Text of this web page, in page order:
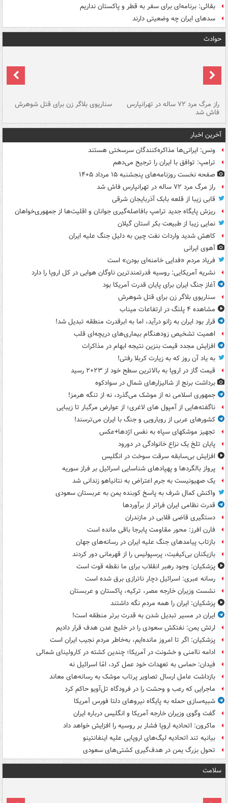
بقائی: برنامه‌ای برای سفر به قطر و پاکستان نداریم
سدهای ایران چه وضعیتی دارند
حوادث
راز مرگ مرد ۷۲ ساله در تهرانپارس
فاش شد
سناریوی بلاگر زن برای قتل شوهرش
آخرین اخبار
ونس: ایرانی‌ها مذاکره‌کنندگان سرسختی هستند
ترامپ: توافق با ایران را ترجیح می‌دهم
صفحه نخست روزنامه‌های پنجشنبه ۱۵ مرداد ۱۴۰۵
راز مرگ مرد ۷۲ ساله در تهرانپارس فاش شد
قابی زیبا از قلعه بابک آذربایجان شرقی
ریزش پایگاه جدید ترامپ بافاصله‌گیری جوانان و اقلیت‌ها از جمهوری‌خواهان
نمایی زیبا از طبیعت بکر استان گیلان
کاهش شدید واردات نفت چین به دلیل جنگ علیه ایران
آهوی ایرانی
فریاد مردم «فدایی خامنه‌ای بودن» است
نشریه آمریکایی: روسیه قدرتمندترین ناوگان هوایی در کل اروپا را دارد
آغاز جنگ ایران برای پایان قدرت آمریکا بود
سناریوی بلاگر زن برای قتل شوهرش
مشاهده ۴ پلنگ در ارتفاعات میناب
قرار بود ایران به زانو درآید، اما به ابرقدرت منطقه تبدیل شد!
اهمیت تشخیص زودهنگام بیماری‌های دریچه‌ای قلب
افزایش مجدد قیمت بنزین نتیجه ابهام در مذاکرات
به یاد آن روز که به زیارت کربلا رفتی!
قیمت گاز در اروپا به بالاترین سطح خود از ۲۰۲۳ رسید
برداشت برنج از شالیزارهای شمال در سوادکوه
جمهوری اسلامی نه از موشک می‌گذرد، نه از تنگه هرمز!
ناگفته‌هایی از آمپول های لاغری؛ از عوارض مرگبار تا زیبایی
کشورهای عربی از رویارویی و جنگ با ایران می‌ترسند!
تجهیز موشکهای سپاه به نفس اژدها+عکس
پایان تلخ یک نزاع خانوادگی در دورود
افزایش بی‌سابقه سرقت سوخت در انگلیس
پرواز بالگردها و پهپادهای شناسایی اسرائیل بر فراز سوریه
یک صهیونیست به جرم اعتراض به نتانیاهو زندانی شد
واکنش کمال شرف به پاسخ کوبنده یمن به عربستان سعودی
قدرت نظامی ایران فراتر از برآوردها
دستگیری قاضی قلابی در مازندران
فارن افرز: محور مقاومت پابرجا باقی مانده است
بازتاب پیامدهای جنگ علیه ایران در رسانه‌های جهان
بازیکنان بی‌کیفیت، پرسپولیس را از قهرمانی دور کردند
پزشکیان: وجود رهبر انقلاب برای ما نقطه قوت است
رسانه عبری: اسرائیل دچار ناترازی برق شده است
نشست وزیران خارجه مصر، ترکیه، پاکستان و عربستان
پزشکیان: ایران را همه مردم نگه داشتند
ایران در مسیر تبدیل شدن به قدرت برتر منطقه است!
ارتش یمن: نفتکش سعودی را در خلیج عدن هدف قرار دادیم
پزشکیان: اگر تا امروز مانده‌ایم، به‌خاطر مردم نجیب ایران است
ادامه ناامنی و خشونت در آمریکا؛ چندین کشته در کارولینای شمالی
فیدان: حماس به تعهدات خود عمل کرد، امّا اسرائیل نه
بازداشت عامل ارسال تصاویر پرتاب موشک به رسانه‌های معاند
ماجرایی که رعب و وحشت را در فرودگاه تل‌آویو حاکم کرد
شبیه‌سازی حمله به پایگاه نیروهای دلتا فورس آمریکا
گفت وگوی وزیران خارجه آمریکا و انگلیس درباره ایران
ماکرون: اتحادیه اروپا فشار بر روسیه را افزایش خواهد داد
بیانیه تند اتحادیه لیگ‌های اروپایی علیه اینفانتینو
تحول بزرگ یمن در هدف‌گیری کشتی‌های سعودی
سلامت